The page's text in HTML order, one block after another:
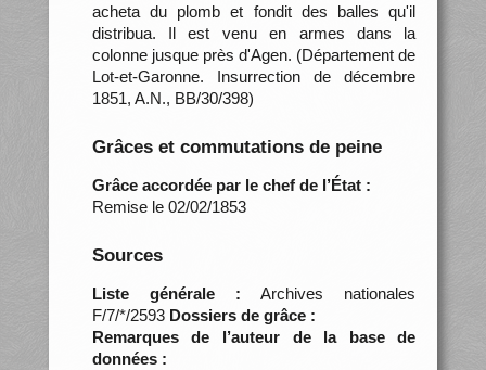
acheta du plomb et fondit des balles qu'il
distribua. Il est venu en armes dans la
colonne jusque près d'Agen. (Département de
Lot-et-Garonne. Insurrection de décembre
1851, A.N., BB/30/398)
Grâces et commutations de peine
Grâce accordée par le chef de l’État :
Remise le 02/02/1853
Sources
Liste générale : Archives nationales
F/7/*/2593 Dossiers de grâce :
Remarques de l’auteur de la base de
données :